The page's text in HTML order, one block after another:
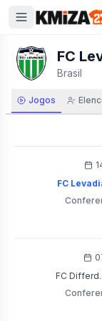
FC
Brasil
Jogos
FC
FC